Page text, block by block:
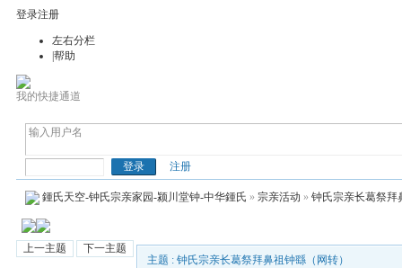
登录注册
左右分栏
|帮助
我的快捷通道
钟(鍾)氏天空
注册
鍾氏天空-钟氏宗亲家园-颍川堂钟-中华鍾氏 » 宗亲活动 » 钟氏宗亲长葛祭拜
上一主题
下一主题
主题 : 钟氏宗亲长葛祭拜鼻祖钟繇（网转）